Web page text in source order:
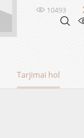
10493
Tarjimai hol